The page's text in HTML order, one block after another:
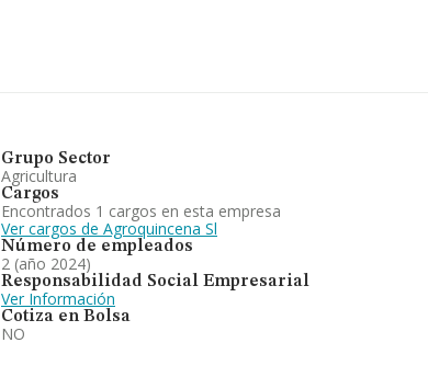
Grupo Sector
Agricultura
Cargos
Encontrados 1 cargos en esta empresa
Ver cargos de Agroquincena Sl
Número de empleados
2 (año 2024)
Responsabilidad Social Empresarial
Ver Información
Cotiza en Bolsa
NO